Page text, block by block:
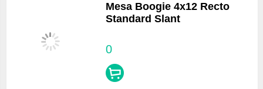
Mesa Boogie 4x12 Recto
Standard Slant
0